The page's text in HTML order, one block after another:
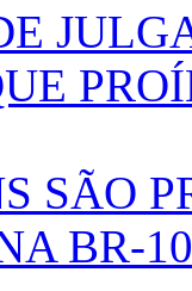
SÃO
BR-